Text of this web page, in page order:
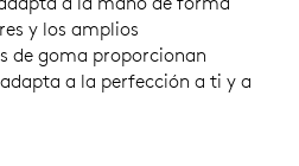
y los amplios
de goma proporcionan
a la perfección a ti y a